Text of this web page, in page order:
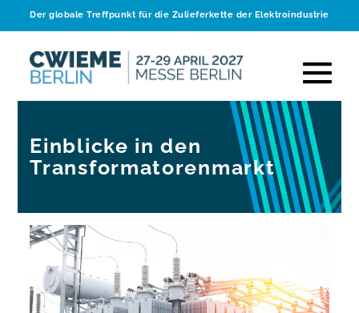
Der globale Treffpunkt für die Zulieferkette der Elektroindustrie
Einblicke in den
Transformatorenmarkt